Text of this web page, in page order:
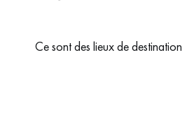
Ce sont des lieux de destination